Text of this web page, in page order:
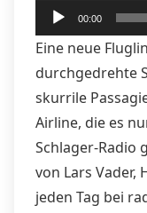
Audio-
Player
00:00
Eine neue
durchgedrehte
skurrile
Airline, die es
Schlager-Radio
von Lars Vader,
jeden Tag bei